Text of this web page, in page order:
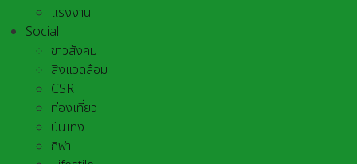
แรงงาน
Social
ข่าวสังคม
สิ่งแวดล้อม
CSR
ท่องเที่ยว
บันเทิง
กีฬา